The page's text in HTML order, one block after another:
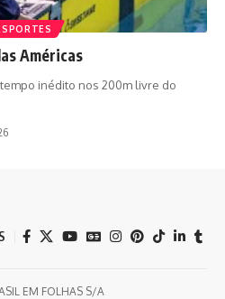
Américas
inédito nos 200m livre do
EM FOLHAS S/A